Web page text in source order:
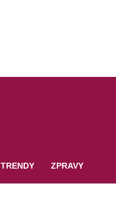
TRENDY ZPRAVY